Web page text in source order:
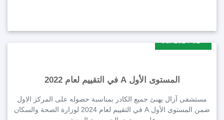
المستوى الأول A في التقييم لعام 2022
مستشفى آزال يهنئ جميع الكادر بمناسبة حصوله على المركز الاول
ضمن المستوى الأول A في التقييم لعام 2024 لوزارة الصحة والسكان